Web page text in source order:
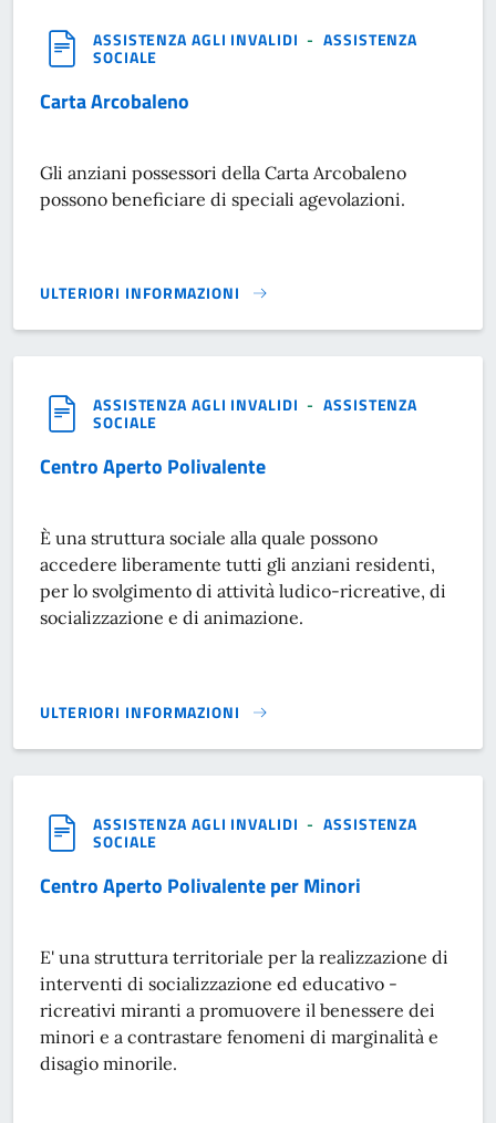
ASSISTENZA AGLI INVALIDI -ASSISTENZA
SOCIALE
Carta Arcobaleno
Gli anziani possessori della Carta Arcobaleno
possono beneficiare di speciali agevolazioni.
ULTERIORI INFORMAZIONI
CARTA ARCOBALENO}
ASSISTENZA AGLI INVALIDI -ASSISTENZA
SOCIALE
Centro Aperto Polivalente
È una struttura sociale alla quale possono
accedere liberamente tutti gli anziani residenti,
per lo svolgimento di attività ludico-ricreative, di
socializzazione e di animazione.
ULTERIORI INFORMAZIONI
CENTRO APERTO POLIVALENTE}
ASSISTENZA AGLI INVALIDI -ASSISTENZA
SOCIALE
Centro Aperto Polivalente per Minori
E' una struttura territoriale per la realizzazione di
interventi di socializzazione ed educativo -
ricreativi miranti a promuovere il benessere dei
minori e a contrastare fenomeni di marginalità e
disagio minorile.